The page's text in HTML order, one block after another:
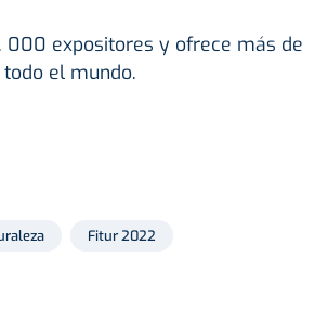
000 expositores y ofrece más de
el mundo.
Fitur 2022